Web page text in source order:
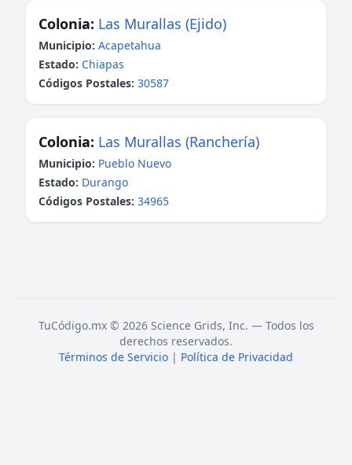
Colonia: Las Murallas (Ejido)
Municipio: Acapetahua
Estado: Chiapas
Códigos Postales: 30587
Colonia: Las Murallas (Ranchería)
Municipio: Pueblo Nuevo
Estado: Durango
Códigos Postales: 34965
TuCódigo.mx © 2026 Science Grids, Inc. — Todos los
derechos reservados.
Términos de Servicio | Política de Privacidad